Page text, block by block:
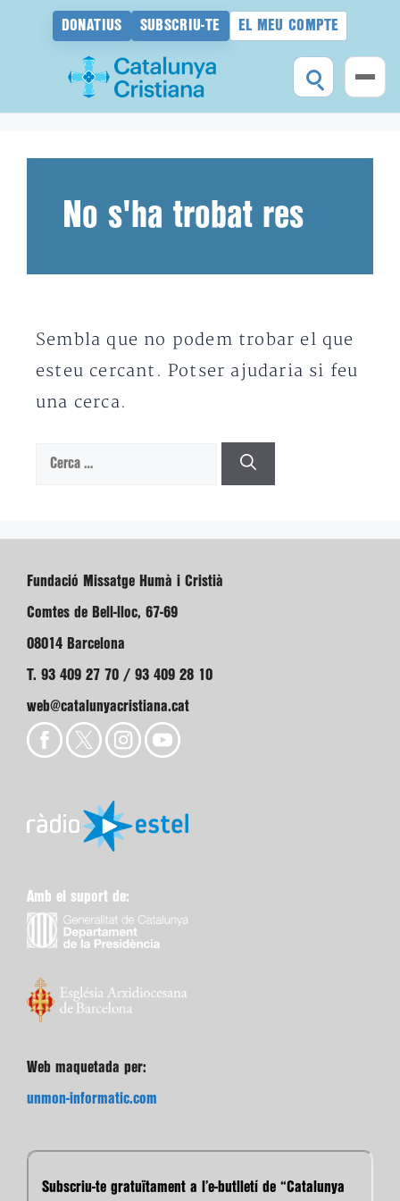
DONATIUS SUBSCRIU-TE EL MEU COMPTE
No s'ha trobat res
Sembla que no podem trobar el que
esteu cercant. Potser ajudaria si feu
una cerca.
Cerca:
Fundació Missatge Humà i Cristià
Comtes de Bell-lloc, 67-69
08014 Barcelona
T. 93 409 27 70 / 93 409 28 10
web@catalunyacristiana.cat
Amb el suport de:
Web maquetada per:
unmon-informatic.com
Subscriu-te gratuïtament a l’e-butlletí de “Catalunya